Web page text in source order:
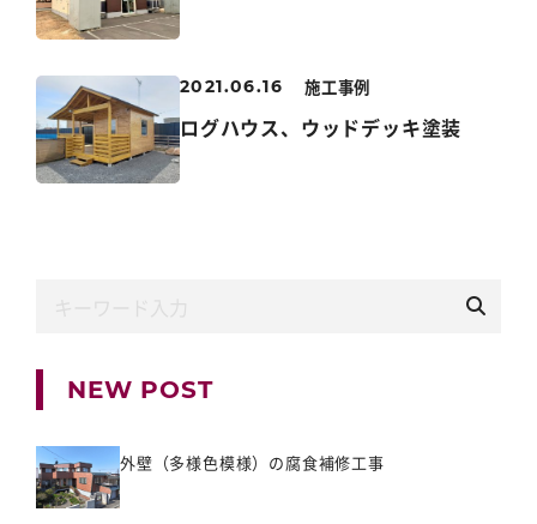
2021.06.16 施工事例
ログハウス、ウッドデッキ塗装
NEW POST
外壁（多様色模様）の腐食補修工事